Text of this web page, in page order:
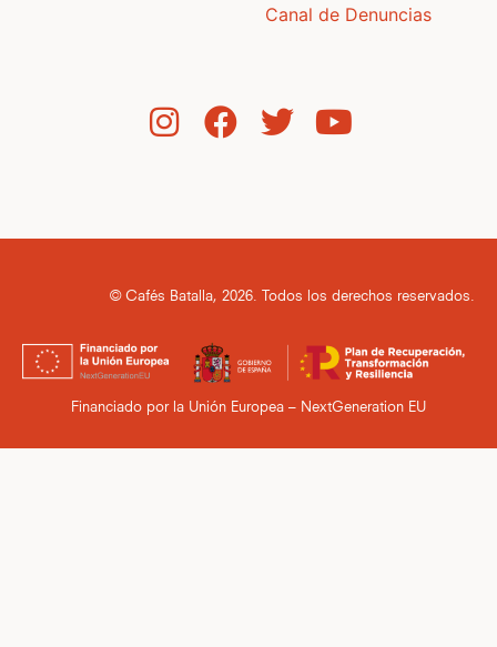
Canal de Denuncias
© Cafés Batalla, 2026. Todos los derechos reservados.
Financiado por la Unión Europea – NextGeneration EU